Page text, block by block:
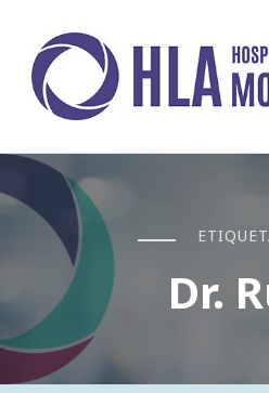
Hospital HLA
Moncloa
Dr.